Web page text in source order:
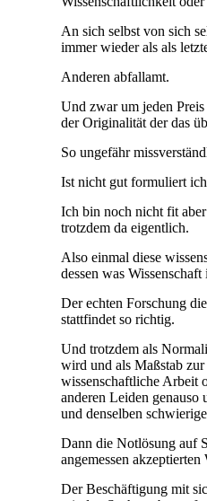
An sich selbst von sich
immer wieder als als
Anderen abfallamt.
Und zwar um jeden
der Originalität der das
So ungefähr
Ist nicht gut formuliert
Ich bin noch nicht fit
trotzdem da eigentlich.
Also einmal diese
dessen was Wissenschaft
Der echten Forschung
stattfindet so richtig.
Und trotzdem als
wird und als Maßstab
wissenschaftliche Arbeit
anderen Leiden genauso
und denselben
Dann die Notlösung auf
angemessen akzeptierten
Der Beschäftigung mit